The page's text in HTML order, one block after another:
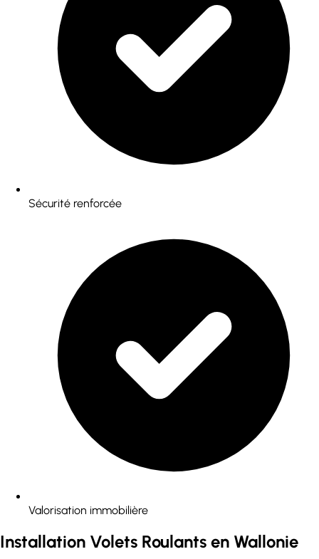
Sécurité renforcée
Valorisation immobilière
Installation Volets Roulants en Wallonie